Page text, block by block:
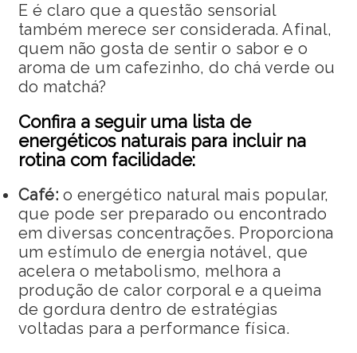
E é claro que a questão sensorial
também merece ser considerada. Afinal,
quem não gosta de sentir o sabor e o
aroma de um cafezinho, do chá verde ou
do matchá?
Confira a seguir uma lista de
energéticos naturais para incluir na
rotina com facilidade:
Café: o energético natural mais popular,
que pode ser preparado ou encontrado
em diversas concentrações. Proporciona
um estímulo de energia notável, que
acelera o metabolismo, melhora a
produção de calor corporal e a queima
de gordura dentro de estratégias
voltadas para a performance física.